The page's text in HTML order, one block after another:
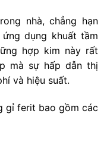
nhà, chẳng hạn
dụng khuất tầm
hợp kim này rất
mà sự hấp dẫn thị
và hiệu suất.
gỉ ferit bao gồm các